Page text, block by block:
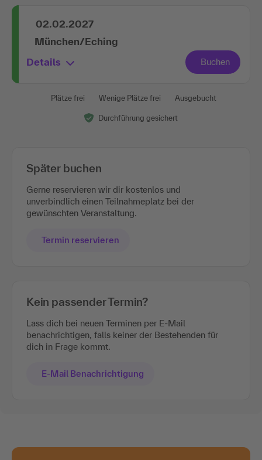
02.02.2027
München/Eching
Details
Plätze frei Wenige Plätze frei Ausgebucht
Durchführung gesichert
Später buchen
Gerne reservieren wir dir kostenlos und
unverbindlich einen Teilnahmeplatz bei der
gewünschten Veranstaltung.
Termin reservieren
Kein passender Termin?
Lass dich bei neuen Terminen per E-Mail
benachrichtigen, falls keiner der Bestehenden für
dich in Frage kommt.
E-Mail Benachrichtigung